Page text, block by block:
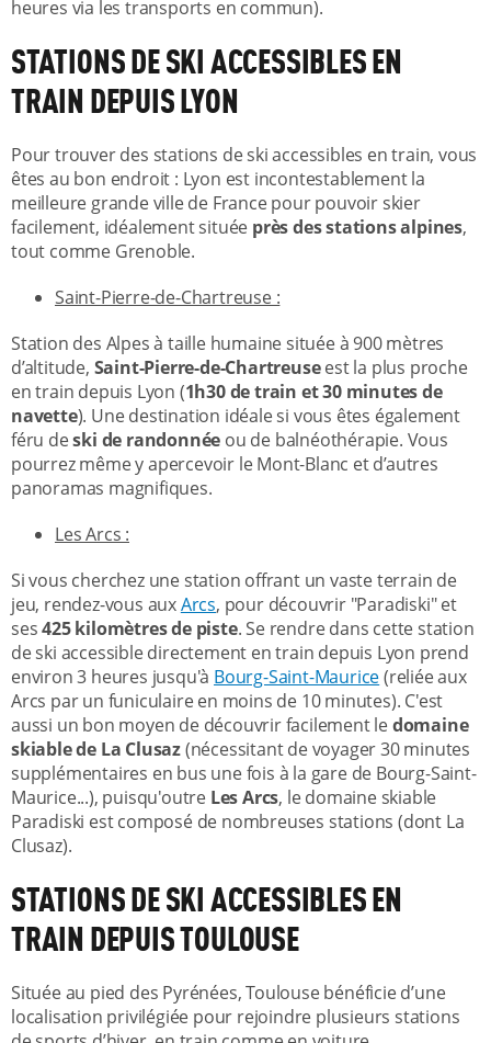
heures via les transports en commun).
STATIONS DE SKI ACCESSIBLES EN
TRAIN DEPUIS LYON
Pour trouver des stations de ski accessibles en train, vous
êtes au bon endroit : Lyon est incontestablement la
meilleure grande ville de France pour pouvoir skier
facilement, idéalement située près des stations alpines,
tout comme Grenoble.
Saint-Pierre-de-Chartreuse :
Station des Alpes à taille humaine située à 900 mètres
d’altitude, Saint-Pierre-de-Chartreuseest la plus proche
en train depuis Lyon (1h30 de train et 30 minutes de
navette). Une destination idéale si vous êtes également
féru deski de randonnée ou de balnéothérapie. Vous
pourrez même y apercevoir le Mont-Blanc et d’autres
panoramas magnifiques.
Les Arcs :
Si vous cherchez une station offrant un vaste terrain de
jeu, rendez-vous auxArcs, pour découvrir "Paradiski" et
ses425 kilomètres de piste. Se rendre dans cette station
de ski accessible directement en train depuis Lyon prend
environ 3 heures jusqu'à Bourg-Saint-Maurice(reliée aux
Arcs par un funiculaire en moins de 10 minutes). C'est
aussi un bon moyen de découvrir facilement ledomaine
skiable de La Clusaz(nécessitant de voyager 30 minutes
supplémentaires en bus une fois à la gare de Bourg-Saint-
Maurice...), puisqu'outre Les Arcs, le domaine skiable
Paradiski est composé de nombreuses stations (dont La
Clusaz).
STATIONS DE SKI ACCESSIBLES EN
TRAIN DEPUIS TOULOUSE
Située au pied des Pyrénées, Toulouse bénéficie d’une
localisation privilégiée pour rejoindre plusieurs stations